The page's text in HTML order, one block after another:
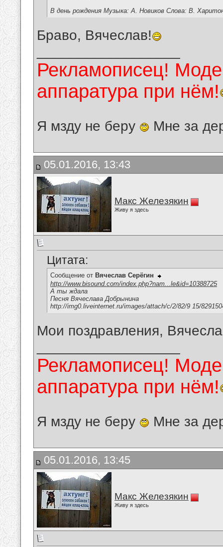
В день рождения Музыка: А. Новиков Слова: В.
Браво, Вячеслав!
Рекламописец!
аппаратура при нём!
Я мзду не беру Мне за
05.01.2016, 13:43
Макс Железякин
Живу я здесь
Цитата:
Сообщение от Вячеслав Серёгин
http://www.bisound.com/index.php?nam...le&id=10388725
А ты ждала
Песня Вячеслава Добрынина
http://img0.liveinternet.ru/images/attach/c/2/82/9 15/
Мои поздравления,
Рекламописец!
аппаратура при нём!
Я мзду не беру Мне за
05.01.2016, 13:45
Макс Железякин
Живу я здесь